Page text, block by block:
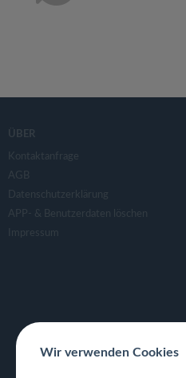
ÜBER
Kontaktanfrage
AGB
Datenschutzerklärung
APP- & Benutzerdaten löschen
Impressum
Wir verwenden Cookies